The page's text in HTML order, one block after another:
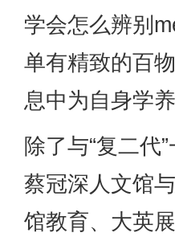
学会怎么辨别
单有精致的百
息中为自身学养
除了与“复二代
蔡冠深人文馆
馆教育、大英